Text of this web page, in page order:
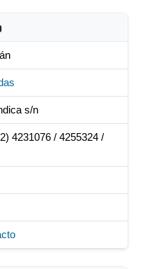
s/n
4231076 / 4255324 /